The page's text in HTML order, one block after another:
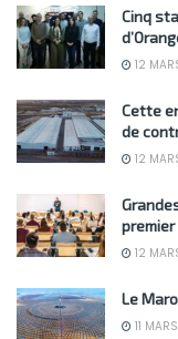
Cinq
12
Cette
de
12
12
Le
11